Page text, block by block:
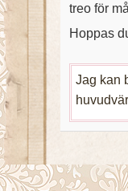
treo för
Hoppas
Jag kan